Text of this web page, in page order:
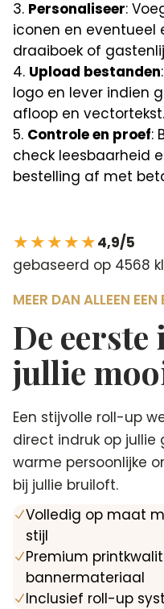
Personaliseer:
iconen en eventueel
draaiboek of
Upload bestanden
logo en lever indien
afloop en vectortekst.
Controle en proef:
check leesbaarheid
bestelling af met
★★★★★4,9/5
gebaseerd op 4568
MEER DAN ALLEEN EEN
De
jullie
Een stijvolle roll-up
direct indruk op jullie
warme persoonlijke
bij jullie bruiloft.
NVolledig op maat
stijl
NPremium
bannermateriaal
NInclusief roll-up